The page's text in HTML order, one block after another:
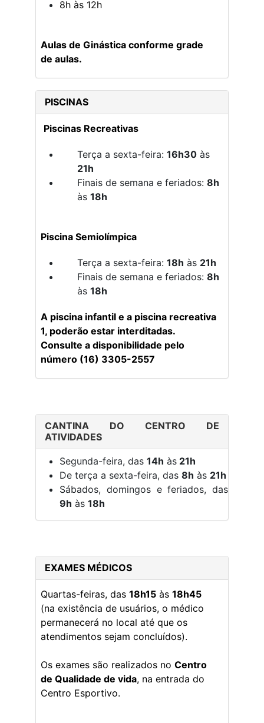
8h às 12h
Aulas de Ginástica conforme grade
de aulas.
PISCINAS
Piscinas Recreativas
Terça a sexta-feira: 16h30 às
21h
Finais de semana e feriados: 8h
às 18h
Piscina Semiolímpica
Terça a sexta-feira: 18h às 21h
Finais de semana e feriados: 8h
às 18h
A piscina infantil e a piscina recreativa
1, poderão estar interditadas.
Consulte a disponibilidade pelo
número (16) 3305-2557
CANTINA DO CENTRO DE
ATIVIDADES
Segunda-feira, das 14h às 21h
De terça a sexta-feira, das 8h às 21h
Sábados, domingos e feriados, das
9h às 18h
EXAMES MÉDICOS
Quartas-feiras, das 18h15 às 18h45
(na existência de usuários, o médico
permanecerá no local até que os
atendimentos sejam concluídos).
Os exames são realizados no Centro
de Qualidade de vida, na entrada do
Centro Esportivo.